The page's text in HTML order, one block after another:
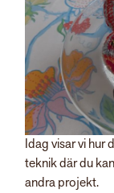
Idag visar vi hur
teknik där du
andra projekt.